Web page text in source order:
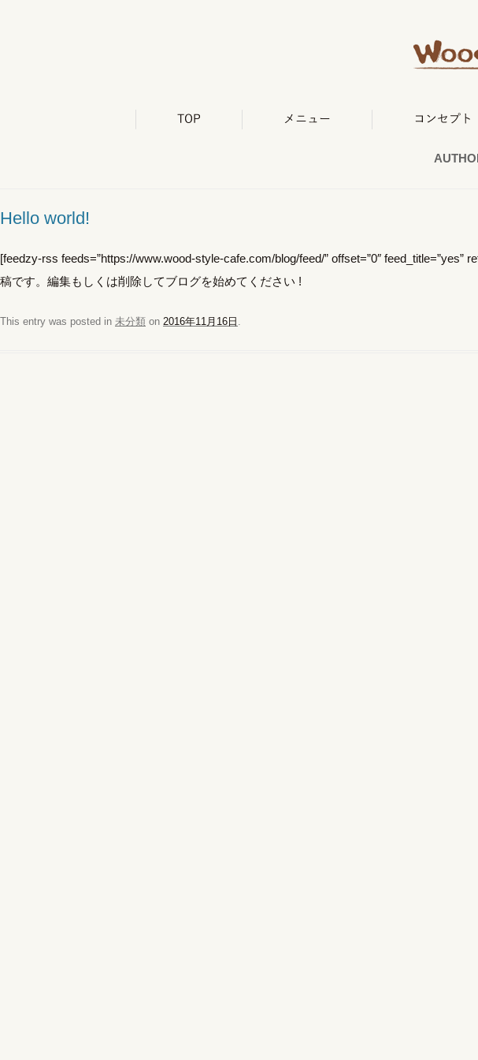
Hello world!
[feedzy-rss feeds=”https://www.wood-style-cafe.com/blog/feed/” offset=”0″
稿です。編集もしくは削除してブログを始めてください !
This entry was posted in 未分類 on 2016年11月16日 .